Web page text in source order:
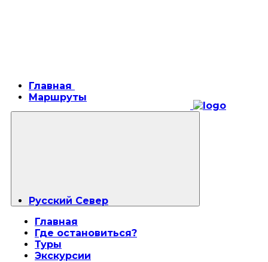
Главная
Где остановиться?
Туры
Экскурсии
Главная
Маршруты
Русский Север